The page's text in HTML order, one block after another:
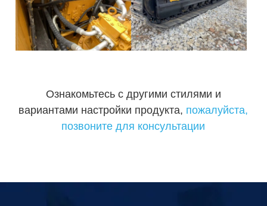
Ознакомьтесь с другими стилями и
вариантами настройки продукта, пожалуйста,
позвоните для консультации